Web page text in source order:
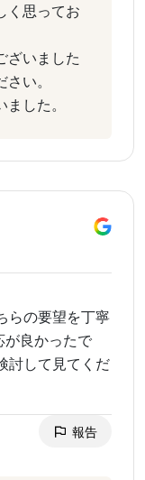
く思ってお
ざいました
い。
した。
らの要望を丁寧
が良かったで
討して見てくだ
報告